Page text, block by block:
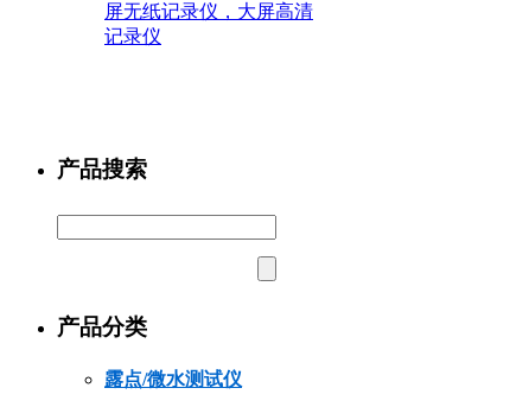
屏无纸记录仪，大屏高清
记录仪
产品搜索
产品分类
露点/微水测试仪